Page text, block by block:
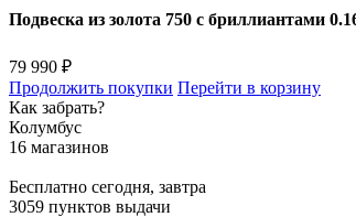
Подвеска из золота 750 с бриллиантами
79 990 ₽
Продолжить покупки Перейти в корзину
Как забрать?
Колумбус
16 магазинов
Бесплатно сегодня, завтра
3059 пунктов выдачи